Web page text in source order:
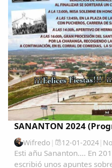
SANANTON 2024
Wifredo | 12-01-2024|
Esti añu Sananton.... En
escribió unos apuntes